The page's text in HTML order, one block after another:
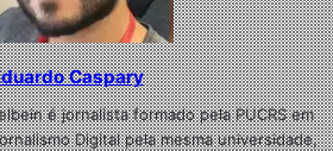
Caspary
é jornalista formado pela PUCRS em
Digital pela mesma universidade,